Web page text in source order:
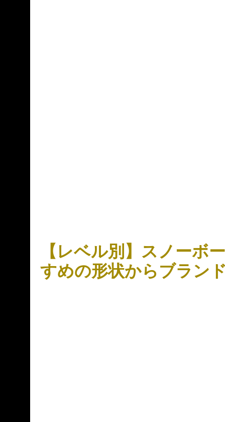
【レベル別】スノーボ
すめの形状からブラン